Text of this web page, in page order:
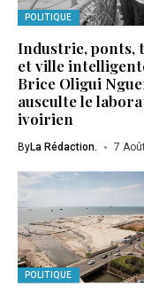
POLITIQUE
Industrie, ponts,
et ville
Brice Oligui
ausculte le
ivoirien
ByLa Rédaction. 7
POLITIQUE